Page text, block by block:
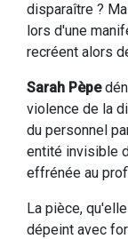
disparaître ?
lors d'une
recréent alors
Sarah Pèpe
violence de la
du personnel
entité invisible
effrénée au
La pièce,
dépeint avec